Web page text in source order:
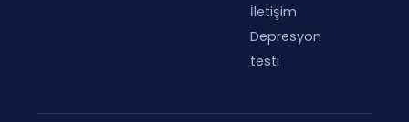
İletişim
Depresyon
testi